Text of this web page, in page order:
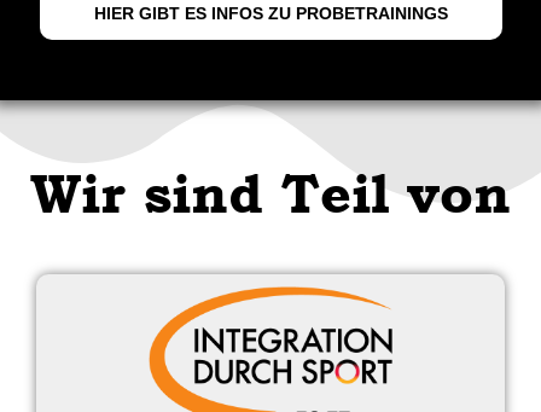
HIER GIBT ES INFOS ZU PROBETRAININGS
Wir sind Teil von